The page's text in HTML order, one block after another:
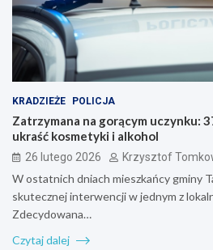
KRADZIEŻE POLICJA
Zatrzymana na gorącym uczynku:
ukraść kosmetyki i alkohol
26 lutego 2026 Krzysztof
W ostatnich dniach mieszkańcy gminy
skutecznej interwencji w jednym z
Zdecydowana…
Czytaj dalej